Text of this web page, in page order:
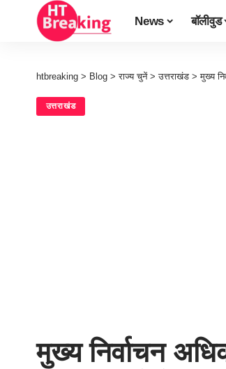
News बॉलीवुड
htbreaking > Blog >राज्य चुनें >उत्तराखंड >मुख्य
उत्तराखंड
मुख्य निर्वाचन